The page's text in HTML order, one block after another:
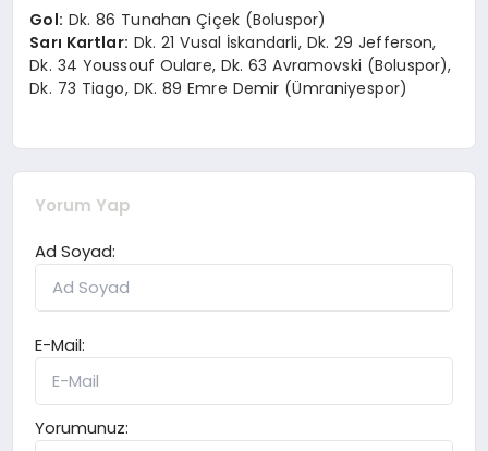
Gol: Dk. 86 Tunahan Çiçek (Boluspor)
Sarı Kartlar: Dk. 21 Vusal İskandarli, Dk. 29 Jefferson,
Dk. 34 Youssouf Oulare, Dk. 63 Avramovski (Boluspor),
Dk. 73 Tiago, DK. 89 Emre Demir (Ümraniyespor)
Yorum Yap
Ad Soyad:
E-Mail:
Yorumunuz: